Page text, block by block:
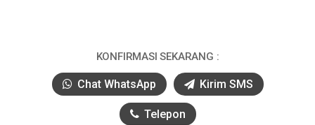
KONFIRMASI SEKARANG :
Chat WhatsApp Kirim SMS
Telepon